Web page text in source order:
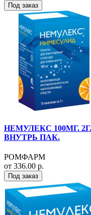
Под заказ
НЕМУЛЕКС 100МГ.
ВНУТРЬ ПАК.
РОМФАРМ
от 336.00 р.
Под заказ